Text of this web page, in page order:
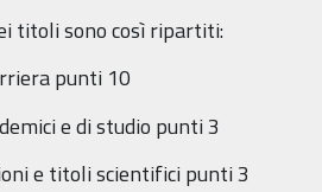
titoli sono così ripartiti:
punti 10
e di studio punti 3
e titoli scientifici punti 3